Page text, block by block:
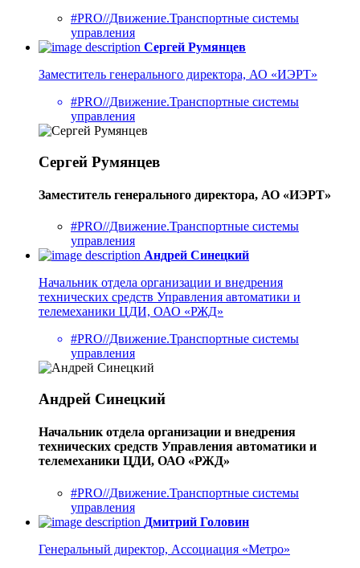
#PRO//Движение.Транспортные системы
управления
Сергей Румянцев
Заместитель генерального директора, АО «ИЭРТ»
#PRO//Движение.Транспортные системы
управления
Сергей Румянцев
Заместитель генерального директора, АО «ИЭРТ»
#PRO//Движение.Транспортные системы
управления
Андрей Синецкий
Начальник отдела организации и внедрения
технических средств Управления автоматики и
телемеханики ЦДИ, ОАО «РЖД»
#PRO//Движение.Транспортные системы
управления
Андрей Синецкий
Начальник отдела организации и внедрения
технических средств Управления автоматики и
телемеханики ЦДИ, ОАО «РЖД»
#PRO//Движение.Транспортные системы
управления
Дмитрий Головин
Генеральный директор, Ассоциация «Метро»